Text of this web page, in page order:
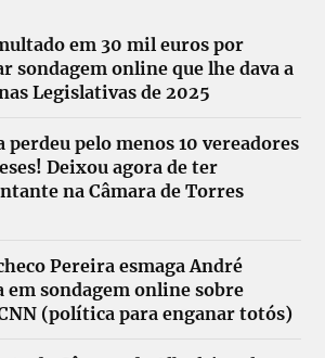
em 30 mil euros por
sondagem online que lhe dava a
Legislativas de 2025
perdeu pelo menos 10 vereadores
Deixou agora de ter
na Câmara de Torres
Pereira esmaga André
em sondagem online sobre
(política para enganar totós)